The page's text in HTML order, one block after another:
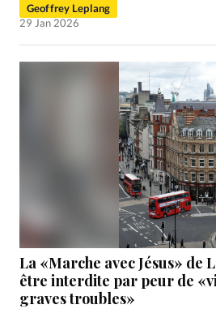
Eglises
Histoire
Société
Geoffrey Leplang
29 Jan 2026
La «Marche avec Jésus» de
être interdite par peur de
graves troubles»